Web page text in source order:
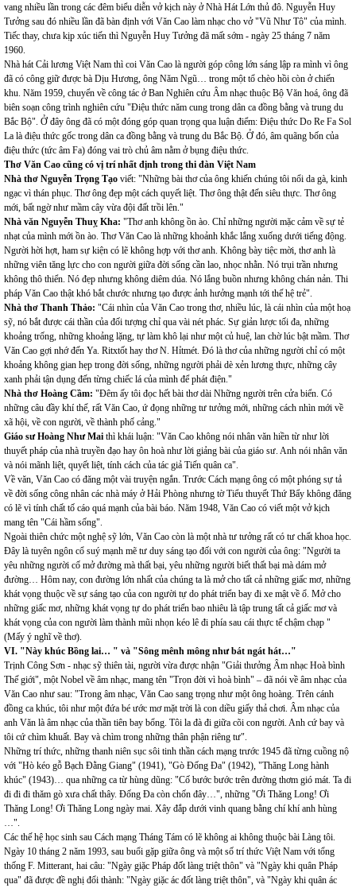
vang nhiều lần trong các đêm biểu diễn vở kịch này ở Nhà Hát Lớn thủ đô. Nguyễn Huy
Tưởng sau đó nhiều lần đã bàn định với Văn Cao làm nhạc cho vở "Vũ Như Tô" của mình.
Tiếc thay, chưa kịp xúc tiến thì Nguyễn Huy Tưởng đã mất sớm - ngày 25 tháng 7 năm
1960.
Nhà hát Cải lương Việt Nam thì coi Văn Cao là người góp công lớn sáng lập ra mình vì ông
đã có công giữ được bà Dịu Hương, ông Năm Ngũ… trong một tổ chèo hồi còn ở chiến
khu. Năm 1959, chuyển về công tác ở Ban Nghiên cứu Âm nhạc thuộc Bộ Văn hoá, ông đã
biên soạn công trình nghiên cứu "Điệu thức năm cung trong dân ca đồng bằng và trung du
Bắc Bộ". Ở đây ông đã có một đóng góp quan trọng qua luận điểm: Điệu thức Do Re Fa Sol
La là điệu thức gốc trong dân ca đồng bằng và trung du Bắc Bộ. Ở đó, âm quãng bốn của
điệu thức (tức âm Fa) đóng vai trò chủ âm nằm ở bụng điệu thức.
Thơ Văn Cao cũng có vị trí nhất định trong thi đàn Việt Nam
Nhà thơ Nguyễn Trọng Tạo viết: "Những bài thơ của ông khiến chúng tôi nổi da gà, kinh
ngạc vì thán phục. Thơ ông đẹp một cách quyết liệt. Thơ ông thật đến siêu thực. Thơ ông
mới, bất ngờ như mầm cây vừa đội đất trồi lên."
Nhà văn Nguyễn Thuỵ Kha: "Thơ anh không ồn ào. Chỉ những người mặc cảm về sự tẻ
nhạt của mình mới ồn ào. Thơ Văn Cao là những khoảnh khắc lắng xuống dưới tiếng động.
Người hời hợt, ham sự kiện có lẽ không hợp với thơ anh. Không bày tiệc mời, thơ anh là
những viên tăng lực cho con người giữa đời sống cần lao, nhọc nhằn. Nó trụi trần nhưng
không thô thiển. Nó đẹp nhưng không diêm dúa. Nó lắng buồn nhưng không chán nản. Thi
pháp Văn Cao thật khó bắt chước nhưng tạo được ảnh hưởng mạnh tới thế hệ trẻ".
Nhà thơ Thanh Thảo: "Cái nhìn của Văn Cao trong thơ, nhiều lúc, là cái nhìn của một hoạ
sỹ, nó bắt được cái thần của đối tượng chỉ qua vài nét phác. Sự giản lược tối đa, những
khoảng trống, những khoảng lặng, tự làm khô lại như một củ huệ, lan chờ lúc bật mầm. Thơ
Văn Cao gợi nhớ đến Ya. Ritxtốt hay thơ N. Hỉtmét. Đó là thơ của những người chỉ có một
khoảng không gian hẹp trong đời sống, những người phải dè xẻn lương thực, những cây
xanh phải tận dụng đến từng chiếc lá của mình để phát điện."
Nhà thơ Hoàng Cầm: "Đêm ấy tôi đọc hết bài thơ dài Những người trên cửa biển. Có
những câu đầy khí thế, rất Văn Cao, ứ đọng những tư tưởng mới, những cách nhìn mới về
xã hội, về con người, về thành phố cảng."
Giáo sư Hoàng Như Mai thì khái luận: "Văn Cao không nói nhân văn hiền từ như lời
thuyết pháp của nhà truyền đạo hay ôn hoà như lời giảng bài của giáo sư. Anh nói nhân văn
và nói mãnh liệt, quyết liệt, tính cách của tác giả Tiến quân ca".
Về văn, Văn Cao có đăng một vài truyện ngắn. Trước Cách mạng ông có một phóng sự tả
về đời sống công nhân các nhà máy ở Hải Phòng nhưng tờ Tiểu thuyết Thứ Bẩy không đăng
có lẽ vì tính chất tố cáo quá mạnh của bài báo. Năm 1948, Văn Cao có viết một vở kịch
mang tên "Cái hầm sống".
Ngoài thiên chức một nghệ sỹ lớn, Văn Cao còn là một nhà tư tưởng rất có tư chất khoa học.
Đây là tuyên ngôn cổ suý mạnh mẽ tư duy sáng tạo đối với con người của ông: "Người ta
yêu những người cố mở đường mà thất bại, yêu những người biết thất bại mà dám mở
đường… Hôm nay, con đường lớn nhất của chúng ta là mở cho tất cả những giấc mơ, những
khát vọng thuộc về sự sáng tạo của con người tự do phát triển bay đi xe mật về ổ. Mở cho
những giấc mơ, những khát vọng tự do phát triển bao nhiêu là tập trung tất cả giấc mơ và
khát vọng của con người làm thành mũi nhọn kéo lê đi phía sau cái thực tế chậm chạp "
(Mấy ý nghĩ về thơ).
VI. "Này khúc Bồng lai… " và "Sông mênh mông như bát ngát hát…"
Trịnh Công Sơn - nhạc sỹ thiên tài, người vừa được nhận "Giải thưởng Âm nhạc Hoà bình
Thế giới", một Nobel về âm nhạc, mang tên "Trọn đời vì hoà bình" – đã nói về âm nhạc của
Văn Cao như sau: "Trong âm nhạc, Văn Cao sang trọng như một ông hoàng. Trên cánh
đồng ca khúc, tôi như một đứa bé ước mơ mặt trời là con diều giấy thả chơi. Âm nhạc của
anh Văn là âm nhạc của thần tiên bay bổng. Tôi la đà đi giữa cõi con người. Anh cứ bay và
tôi cứ chìm khuất. Bay và chìm trong những thân phận riêng tư".
Những trí thức, những thanh niên sục sôi tinh thần cách mạng trước 1945 đã từng cuồng nộ
với "Hò kéo gỗ Bạch Đằng Giang" (1941), "Gò Đống Đa" (1942), "Thăng Long hành
khúc" (1943)… qua những ca từ hùng dũng: "Cố bước bước trên đường thơm gió mát. Ta đi
đi đi đi thăm gò xưa chất thây. Đống Đa còn chốn đây…", những "Ơi Thăng Long! Ơi
Thăng Long! Ơi Thăng Long ngày mai. Xây đắp dưới vinh quang bằng chí khí anh hùng
…".
Các thế hệ học sinh sau Cách mạng Tháng Tám có lẽ không ai không thuộc bài Làng tôi.
Ngày 10 tháng 2 năm 1993, sau buổi gặp giữa ông và một số trí thức Việt Nam với tổng
thống F. Mitterant, hai câu: "Ngày giặc Pháp đốt làng triệt thôn" và "Ngày khi quân Pháp
qua" đã được đề nghị đổi thành: "Ngày giặc ác đốt làng triệt thôn", và "Ngày khi quân ác